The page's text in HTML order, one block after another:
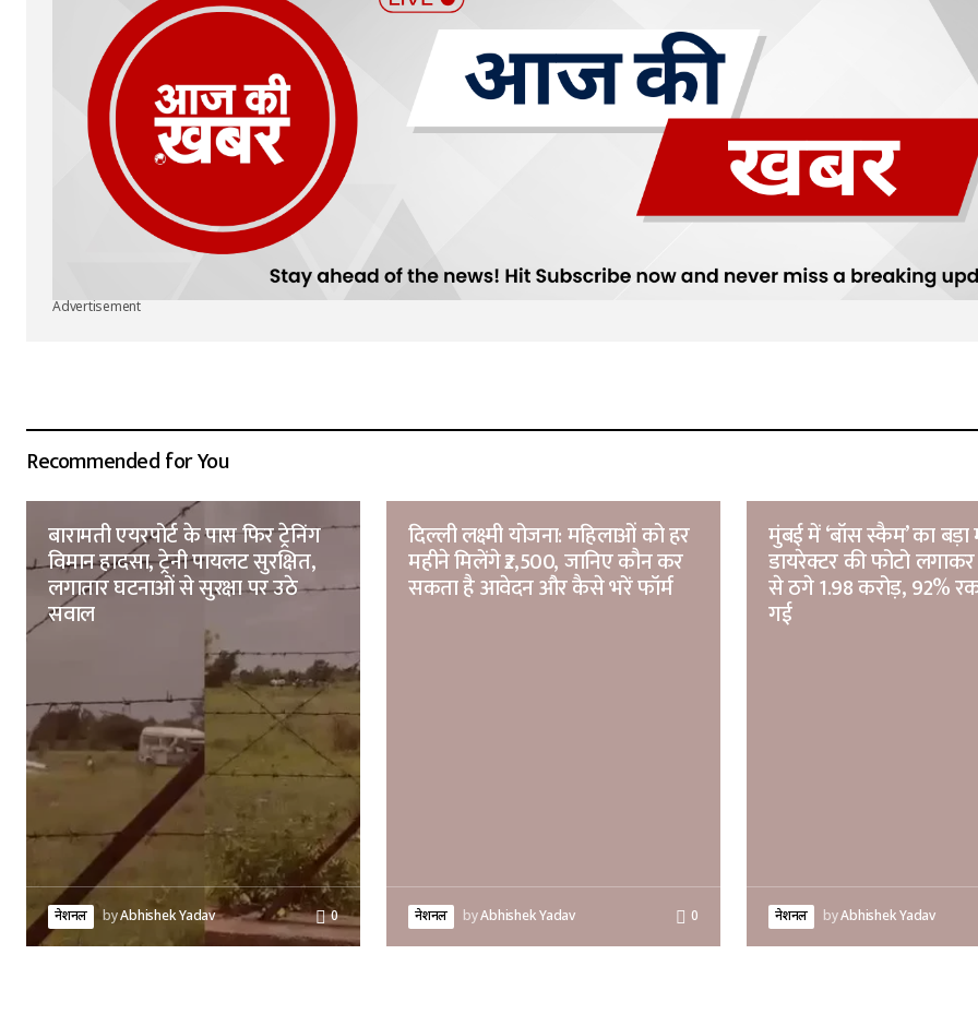
Advertisement
Recommended for You
बारामती एयरपोर्ट के पास फिर ट्रेनिंग
विमान हादसा, ट्रेनी पायलट सुरक्षित,
लगातार घटनाओं से सुरक्षा पर उठे
सवाल
नेशनल byAbhishek Yadav 0
दिल्ली लक्ष्मी योजना: महिलाओं को हर
महीने मिलेंगे ₹2,500, जानिए कौन कर
सकता है आवेदन और कैसे भरें फॉर्म
नेशनल byAbhishek Yadav 0
मुंबई में ‘बॉस स्कैम’ का बड़ा
डायरेक्टर की फोटो लगाकर
से ठगे 1.98 करोड़, 92%
गई
नेशनल byAbhishek Yadav